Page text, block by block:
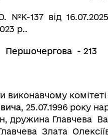
№К-137 від
р..
- 213
комітеті
, 25.07.1996 року
дружина Главчева
Злата